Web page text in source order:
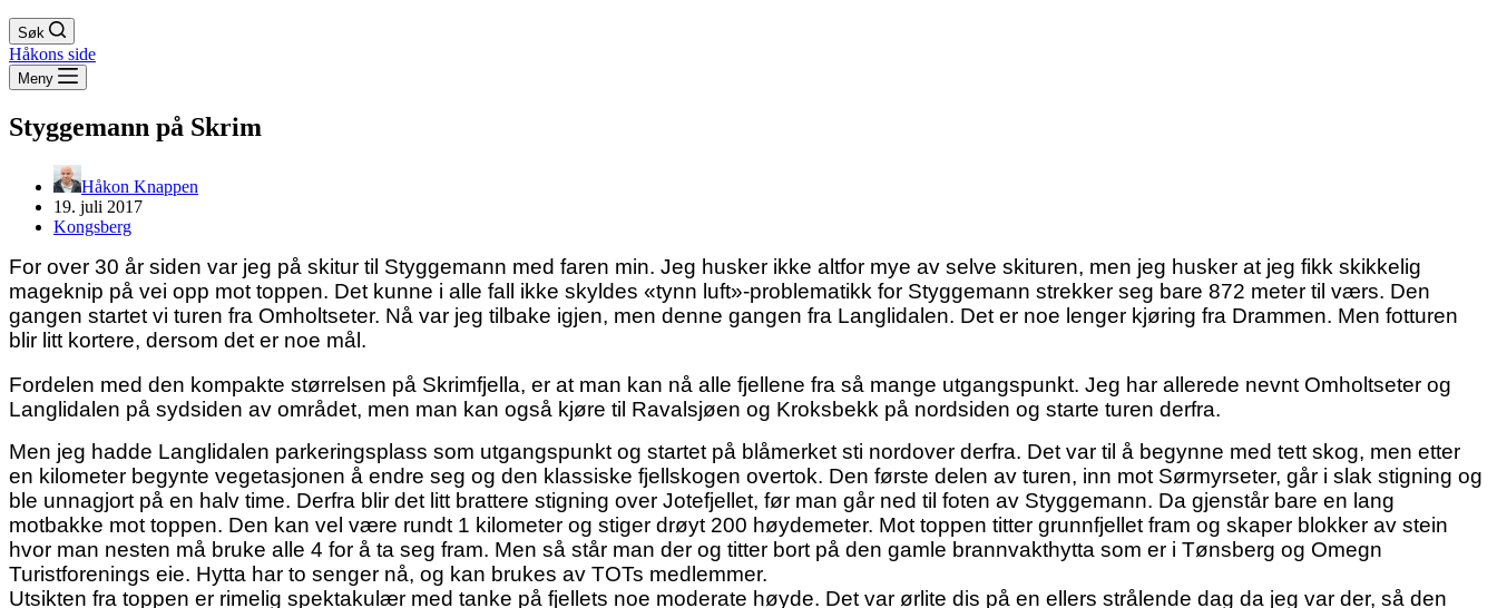
Søk
Håkons side
Meny
Styggemann på Skrim
Håkon Knappen
19. juli 2017
Kongsberg
For over 30 år siden var jeg på skitur til Styggemann med faren min. Jeg husker ikke altfor mye av selve skituren, men jeg husker at jeg fikk skikkelig
mageknip på vei opp mot toppen. Det kunne i alle fall ikke skyldes «tynn luft»-problematikk for Styggemann strekker seg bare 872 meter til værs. Den
gangen startet vi turen fra Omholtseter. Nå var jeg tilbake igjen, men denne gangen fra Langlidalen. Det er noe lenger kjøring fra Drammen. Men fotturen
blir litt kortere, dersom det er noe mål.
Fordelen med den kompakte størrelsen på Skrimfjella, er at man kan nå alle fjellene fra så mange utgangspunkt. Jeg har allerede nevnt Omholtseter og
Langlidalen på sydsiden av området, men man kan også kjøre til Ravalsjøen og Kroksbekk på nordsiden og starte turen derfra.
Men jeg hadde Langlidalen parkeringsplass som utgangspunkt og startet på blåmerket sti nordover derfra. Det var til å begynne med tett skog, men etter
en kilometer begynte vegetasjonen å endre seg og den klassiske fjellskogen overtok. Den første delen av turen, inn mot Sørmyrseter, går i slak stigning og
ble unnagjort på en halv time. Derfra blir det litt brattere stigning over Jotefjellet, før man går ned til foten av Styggemann. Da gjenstår bare en lang
motbakke mot toppen. Den kan vel være rundt 1 kilometer og stiger drøyt 200 høydemeter. Mot toppen titter grunnfjellet fram og skaper blokker av stein
hvor man nesten må bruke alle 4 for å ta seg fram. Men så står man der og titter bort på den gamle brannvakthytta som er i Tønsberg og Omegn
Turistforenings eie. Hytta har to senger nå, og kan brukes av TOTs medlemmer.
Utsikten fra toppen er rimelig spektakulær med tanke på fjellets noe moderate høyde. Det var ørlite dis på en ellers strålende dag da jeg var der, så den